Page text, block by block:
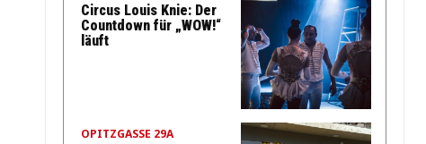
Circus Louis Knie: Der
Countdown für „WOW!“
läuft
OPITZGASSE 29A